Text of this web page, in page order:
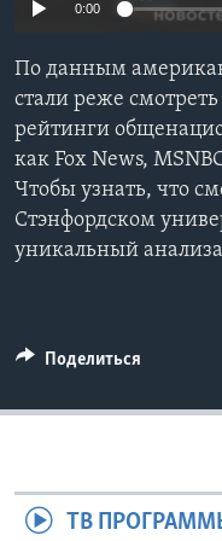
СОЦИАЛЬНЫЕ СЕТИ
Языки
0:00
По данным
стали реже
рейтинги
как Fox News,
Чтобы узнать, что
Стэнфордском
уникальный
Поделиться
ТВ